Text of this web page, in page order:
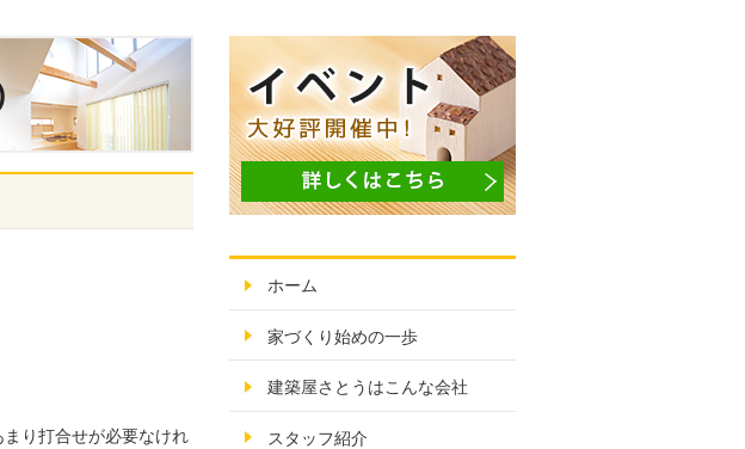
り打合せが必要なけれ
ホーム
家づくり始めの一歩
建築屋さとうはこんな会社
スタッフ紹介